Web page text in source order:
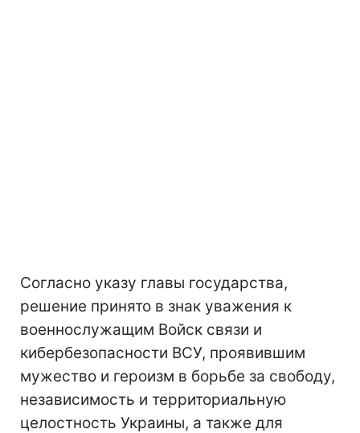
Согласно указу главы государства,
решение принято в знак уважения к
военнослужащим Войск связи и
кибербезопасности ВСУ, проявившим
мужество и героизм в борьбе за свободу,
независимость и территориальную
целостность Украины, а также для